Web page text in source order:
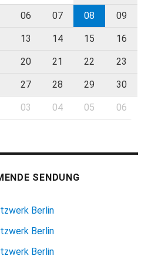
06 07 08 09
13 14 15 16
20 21 22 23
27 28 29 30
03 04 05 06
SENDUNG
Berlin
Berlin
Berlin